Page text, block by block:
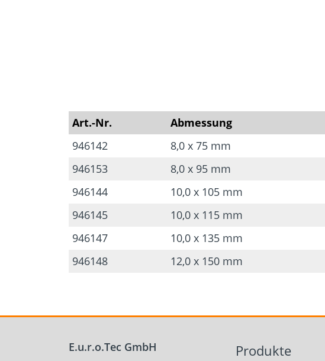
Art.-Nr. Abmessung
946142
8,0 x 75 mm
946153
8,0 x 95 mm
946144
10,0 x 105 mm
946145
10,0 x 115 mm
946147
10,0 x 135 mm
946148
12,0 x 150 mm
E.u.r.o.Tec GmbH
Produkte